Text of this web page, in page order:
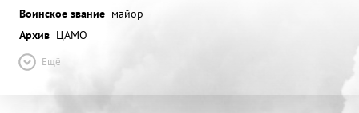
Воинское звание майор
Архив ЦАМО
Ещё